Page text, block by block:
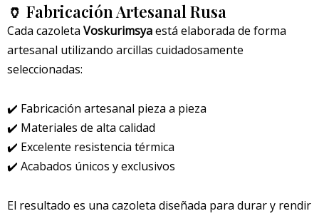
🏺 Fabricación Artesanal Rusa
Cada cazoleta Voskurimsyaestá elaborada de forma
artesanal utilizando arcillas cuidadosamente
seleccionadas:
✔️ Fabricación artesanal pieza a pieza
✔️ Materiales de alta calidad
✔️ Excelente resistencia térmica
✔️ Acabados únicos y exclusivos
El resultado es una cazoleta diseñada para durar y rendir